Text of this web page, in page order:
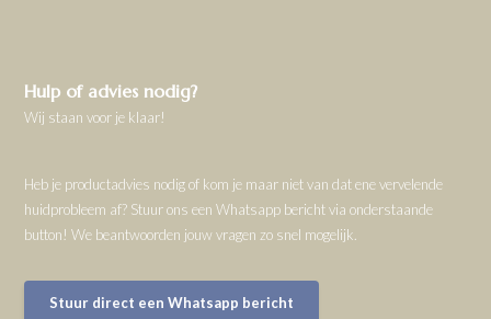
Hulp of advies nodig?
Wij staan voor je klaar!
Heb je productadvies nodig of kom je maar niet van dat ene vervelende
huidprobleem af? Stuur ons een Whatsapp bericht via onderstaande
button! We beantwoorden jouw vragen zo snel mogelijk.
Stuur direct een Whatsapp bericht